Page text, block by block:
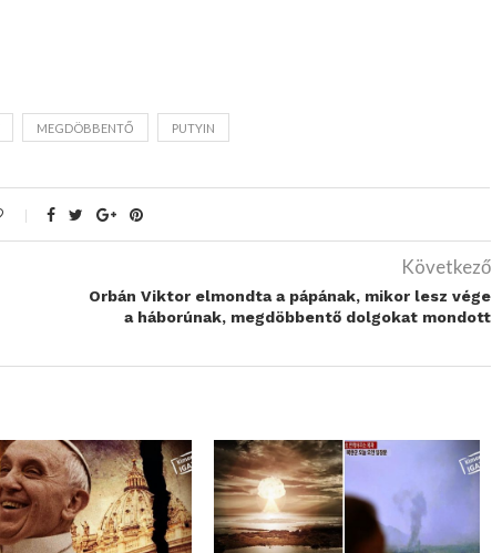
MEGDÖBBENTŐ PUTYIN
Következő
Orbán Viktor elmondta a pápának, mikor lesz vége
a háborúnak, megdöbbentő dolgokat mondott